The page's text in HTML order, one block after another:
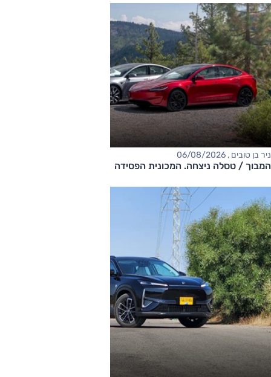
ניר בן טובים , 06/08/2026
המבוך / טסלה ניצחה. המכונית הפסידה